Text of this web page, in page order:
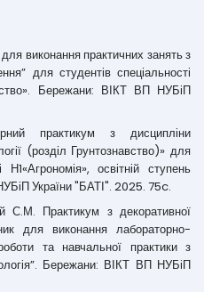
виконання практичних занять з
для студентів спеціальності
Бережани: ВІКТ ВП НУБіП
практикум з дисципліни
(розділ Грунтознавство)» для
Н1«Агрономія», освітній ступень
України "БАТІ". 2025. 75c.
С.М. Практикум з декоративної
для виконання лабораторно-
та навчальної практики з
Бережани: ВІКТ ВП НУБіП